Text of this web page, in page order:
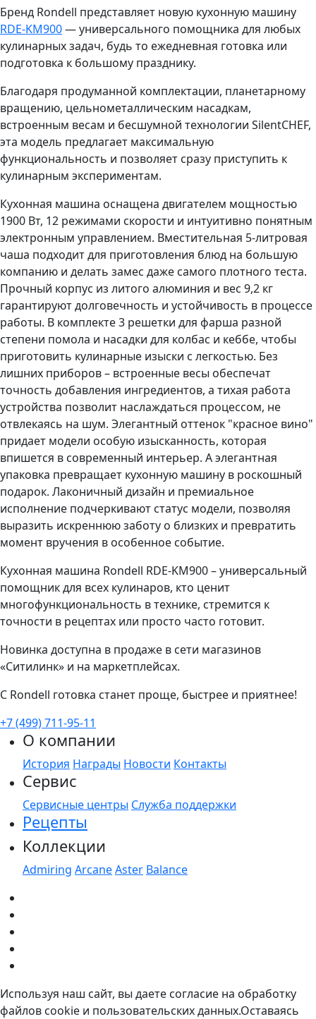
Бренд Rondell представляет новую кухонную машину
RDE-KM900— универсального помощника для любых
кулинарных задач, будь то ежедневная готовка или
подготовка к большому празднику.
Благодаря продуманной комплектации, планетарному
вращению, цельнометаллическим насадкам,
встроенным весам и бесшумной технологии SilentCHEF,
эта модель предлагает максимальную
функциональность и позволяет сразу приступить к
кулинарным экспериментам.
Кухонная машина оснащена двигателем мощностью
1900 Вт, 12 режимами скорости и интуитивно понятным
электронным управлением. Вместительная 5-литровая
чаша подходит для приготовления блюд на большую
компанию и делать замес даже самого плотного теста.
Прочный корпус из литого алюминия и вес 9,2 кг
гарантируют долговечность и устойчивость в процессе
работы. В комплекте 3 решетки для фарша разной
степени помола и насадки для колбас и кеббе, чтобы
приготовить кулинарные изыски с легкостью. Без
лишних приборов – встроенные весы обеспечат
точность добавления ингредиентов, а тихая работа
устройства позволит наслаждаться процессом, не
отвлекаясь на шум. Элегантный оттенок "красное вино"
придает модели особую изысканность, которая
впишется в современный интерьер. А элегантная
упаковка превращает кухонную машину в роскошный
подарок. Лаконичный дизайн и премиальное
исполнение подчеркивают статус модели, позволяя
выразить искреннюю заботу о близких и превратить
момент вручения в особенное событие.
Кухонная машина Rondell RDE-KM900 – универсальный
помощник для всех кулинаров, кто ценит
многофункциональность в технике, стремится к
точности в рецептах или просто часто готовит.
Новинка доступна в продаже в сети магазинов
«Ситилинк» и на маркетплейсах.
С Rondell готовка станет проще, быстрее и приятнее!
+7 (499) 711-95-11
О компании
История Награды Новости Контакты
Сервис
Сервисные центры Служба поддержки
Рецепты
Коллекции
Admiring ArcaneAster Balance
Используя наш сайт, вы даете согласие на обработку
файлов cookie и пользовательских данных.Оставаясь